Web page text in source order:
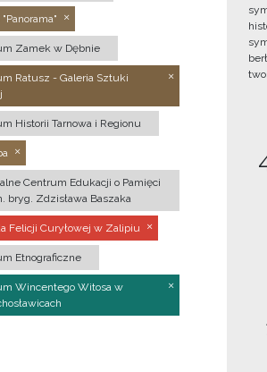
Zamek w Dębnie
Ratusz - Galeria Sztuki
Historii Tarnowa i Regionu
Centrum Edukacji o Pamięci
bryg. Zdzisława Baszaka
Felicji Curyłowej w Zalipiu
Etnograficzne
Wincentego Witosa w